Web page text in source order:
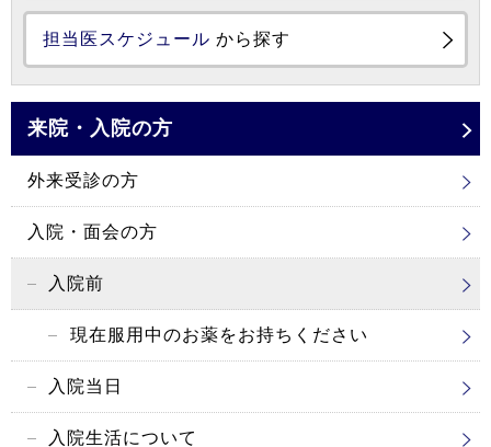
担当医スケジュール から探す
来院・入院の方
外来受診の方
入院・面会の方
入院前
現在服用中のお薬をお持ちください
入院当日
入院生活について